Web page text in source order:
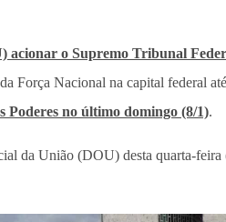
acionar o Supremo Tribunal
Força Nacional na capital federal
Poderes no último domingo (8/1).
da União (DOU) desta quarta-feira